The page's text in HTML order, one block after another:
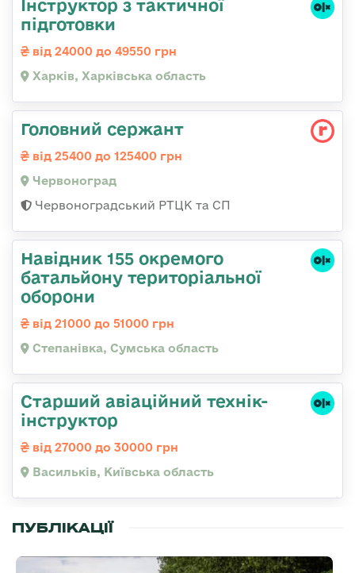
Інструктор з тактичної
підготовки
від 24000 до 49550 грн
Харків, Харківська область
Головний сержант
від 25400 до 125400 грн
Червоноград
Червоноградський РТЦК та СП
Навідник 155 окремого
батальйону територіальної
оборони
від 21000 до 51000 грн
Степанівка, Сумська область
Старший авіаційний технік-
інструктор
від 27000 до 30000 грн
Васильків, Київська область
ПУБЛІКАЦІЇ